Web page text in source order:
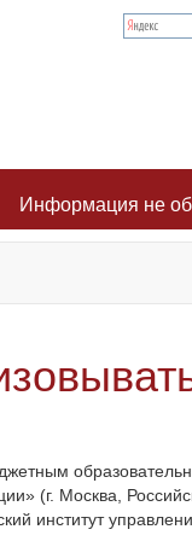
Информация не
(г. Москва,
институт